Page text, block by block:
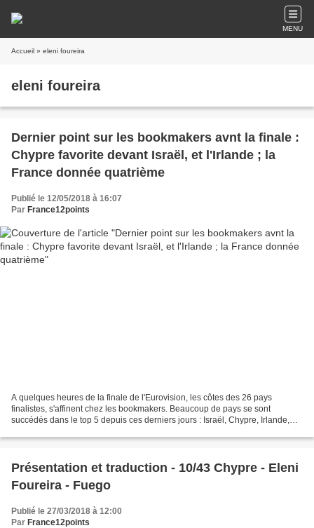
MENU
Accueil » eleni foureira
eleni foureira
Dernier point sur les bookmakers avnt la finale :
Chypre favorite devant Israël, et l'Irlande ; la
France donnée quatrième
Publié le 12/05/2018 à 16:07
Par France12points
A quelques heures de la finale de l'Eurovision, les côtes des 26 pays
finalistes, s'affinent chez les bookmakers. Beaucoup de pays se sont
succédés dans le top 5 depuis ces derniers jours : Israël, Chypre, Irlande,
Présentation et traduction - 10/43 Chypre - Eleni
Foureira - Fuego
Publié le 27/03/2018 à 12:00
Par France12points